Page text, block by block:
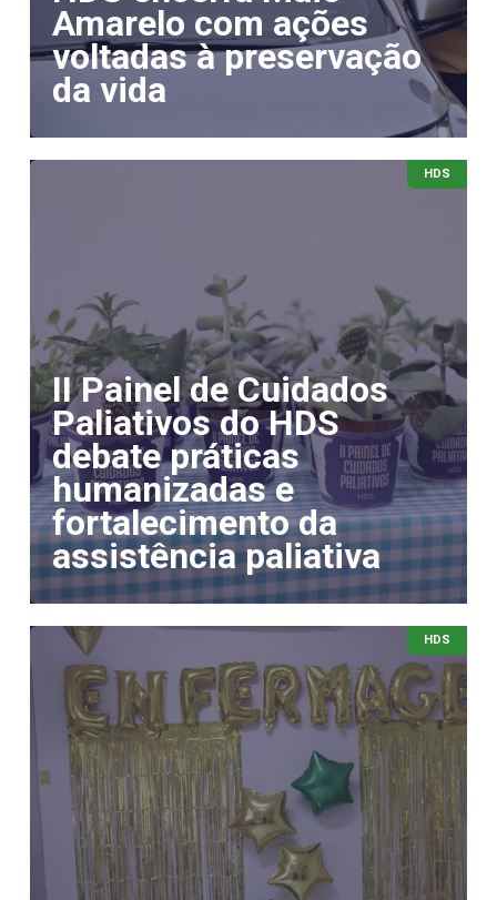
Amarelo com ações
voltadas à preservação
da vida
HDS
II Painel de Cuidados
Paliativos do HDS
debate práticas
humanizadas e
fortalecimento da
assistência paliativa
HDS